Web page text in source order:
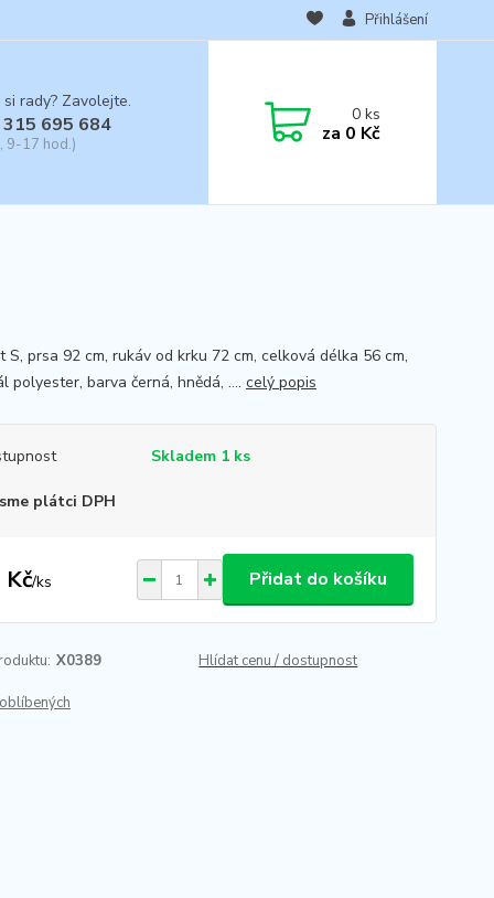
Přihlášení
rady? Zavolejte.
695 684
9-17 hod.)
0ks
za 0 Kč
S, prsa 92 cm, rukáv od krku 72 cm, celková délka 56 cm,
polyester, barva černá, hnědá, .... celý popis
Skladem 1 ks
plátci DPH
Kč/ks Přidat do košíku
X0389 Hlídat cenu / dostupnost